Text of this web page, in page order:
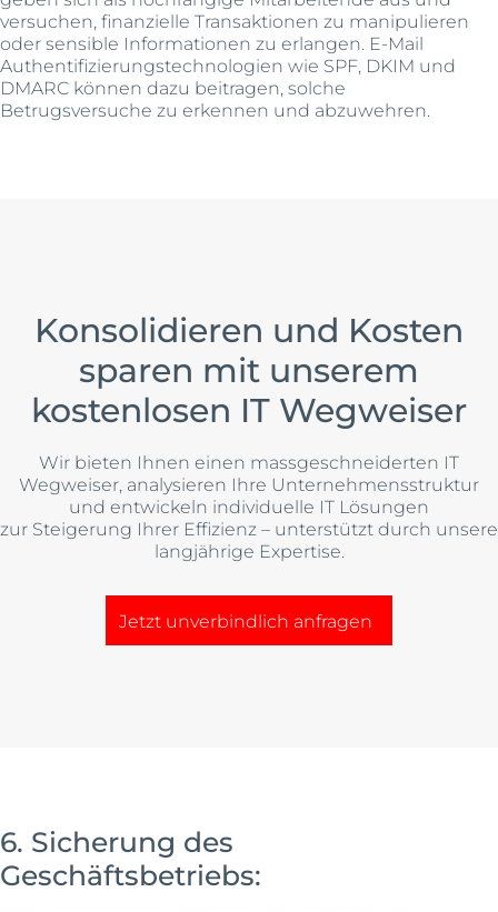
versuchen, finanzielle Transaktionen zu manipulieren
oder sensible Informationen zu erlangen. E-Mail
Authentifizierungstechnologien wie SPF, DKIM und
DMARC können dazu beitragen, solche
Betrugsversuche zu erkennen und abzuwehren.
Konsolidieren und Kosten
sparen mit unserem
kostenlosen IT Wegweiser
Wir bieten Ihnen einen massgeschneiderten IT
Wegweiser, analysieren Ihre Unternehmensstruktur
und entwickeln individuelle IT Lösungen
zur Steigerung Ihrer Effizienz – unterstützt durch unsere
langjährige Expertise.
Jetzt unverbindlich anfragen
6. Sicherung des
Geschäftsbetriebs: